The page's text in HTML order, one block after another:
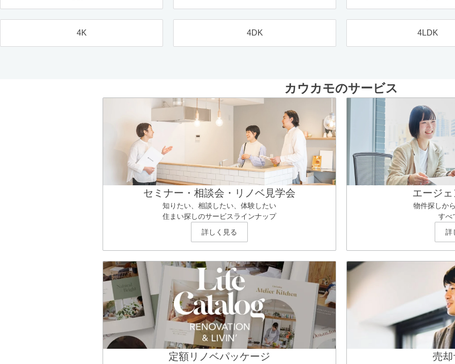
4K 4DK 4LDK
カウカモのサービス
セミナー・相談会・リノベ見学会
知りたい、相談したい、体験したい
住まい探しのサービスラインナップ
詳しく見る
エージ
物件探しか
すべ
詳
定額リノベパッケージ 売